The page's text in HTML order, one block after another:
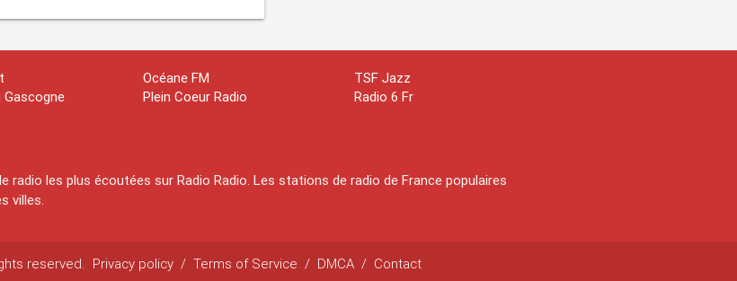
Gascogne
Océane FM
Plein Coeur Radio
TSF Jazz
Radio 6 Fr
les plus écoutées sur Radio Radio. Les stations de radio de France populaires
villes.
reserved. Privacy policy / Terms of Service / DMCA / Contact